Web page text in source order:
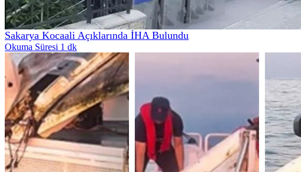
Sakarya Kocaali Açıklarında İHA Bulundu
Okuma Süresi 1 dk